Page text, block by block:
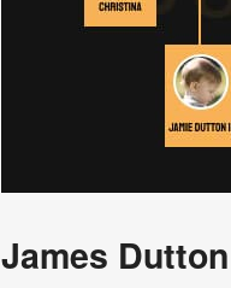
James Dutton